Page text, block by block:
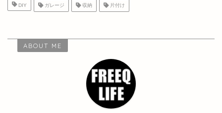
DIY ガレージ 収納 片付け
ABOUT ME